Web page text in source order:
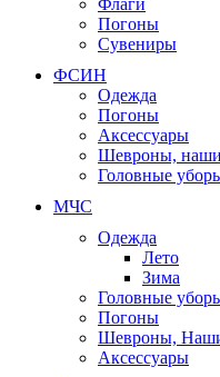
Погоны
Сувениры
ФСИН
Одежда
Погоны
Аксессуары
Шевроны,
Головные
МЧС
Одежда
Лето
Зима
Головные
Погоны
Шевроны,
Аксессуары